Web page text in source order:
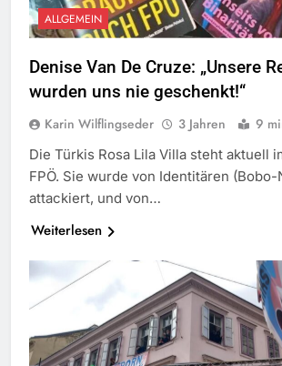
ALLGEMEIN
Denise Van De Cruze: „Unsere
wurden uns nie geschenkt!“
Karin Wilflingseder 3 Jahren 9
Die Türkis Rosa Lila Villa steht aktuell
FPÖ. Sie wurde von Identitären (Bobo-
attackiert, und von…
Weiterlesen